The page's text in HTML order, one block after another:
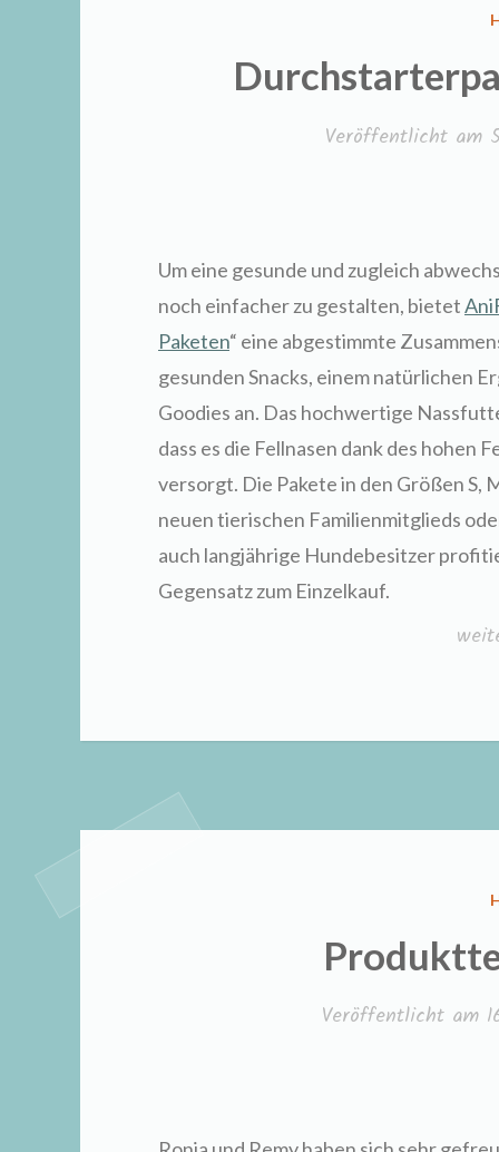
Veröffentlicht am
Um eine gesunde und zugleich
noch einfacher zu gestalten, bietet
Paketen“ eine abgestimmte
gesunden Snacks, einem natürlichen
Goodies an. Das hochwertige
dass es die Fellnasen dank des hohen
versorgt. Die Pakete in den Größen S,
neuen tierischen Familienmitglieds
auch langjährige Hundebesitzer
Gegensatz zum Einzelkauf.
Veröffentlicht am